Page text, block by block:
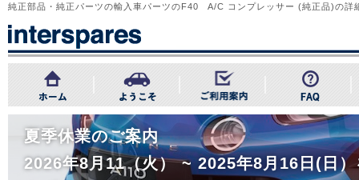
純正部品・純正パーツの輸入車パーツのF40 A/C コンプレッサー (純正品)の詳
夏季休業のご案内
2026年8月11（火） ~ 2025年8月16日(日